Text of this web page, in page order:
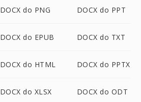
DOCX do PNG DOCX do PPT
DOCX do EPUB DOCX do TXT
DOCX do HTML DOCX do PPTX
DOCX do XLSX DOCX do ODT